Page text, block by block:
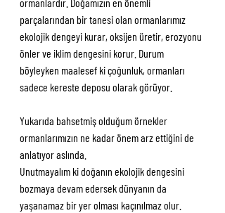
parçalarından bir tanesi olan ormanlarımız
ekolojik dengeyi kurar, oksijen üretir, erozyonu
önler ve iklim dengesini korur. Durum
böyleyken maalesef ki çoğunluk, ormanları
sadece kereste deposu olarak görüyor.
Yukarıda bahsetmiş olduğum örnekler
ormanlarımızın ne kadar önem arz ettiğini de
anlatıyor aslında.
Unutmayalım ki doğanın ekolojik dengesini
bozmaya devam edersek dünyanın da
yaşanamaz bir yer olması kaçınılmaz olur.